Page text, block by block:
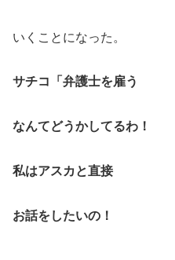
いくことになった。
サチコ「弁護士を雇う
なんてどうかしてるわ！
私はアスカと直接
お話をしたいの！